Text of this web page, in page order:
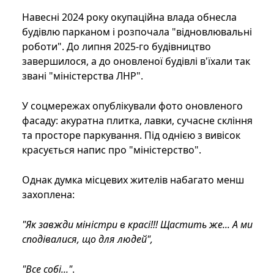
Навесні 2024 року окупаційна влада обнесла
будівлю парканом і розпочала "відновлювальні
роботи". До липня 2025-го будівництво
завершилося, а до оновленої будівлі в'їхали так
звані "міністерства ЛНР".
У соцмережах опублікували фото оновленого
фасаду: акуратна плитка, лавки, сучасне скління
та просторе паркування. Під однією з вивісок
красується напис про "міністерство".
Однак думка місцевих жителів набагато менш
захоплена:
"Як завжди міністри в красі!!! Щастить же... А ми
сподівалися, що для людей",
"Все собі...".